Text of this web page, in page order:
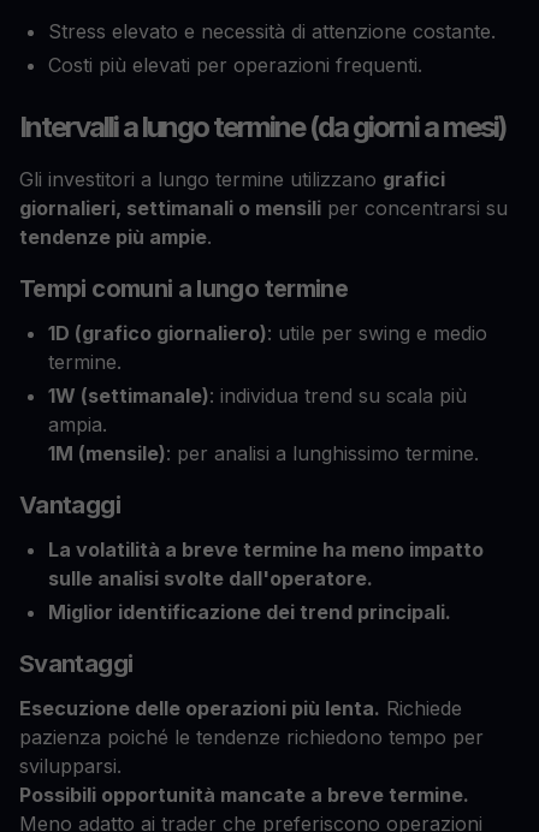
Stress elevato e necessità di attenzione costante.
Costi più elevati per operazioni frequenti.
Intervalli a lungo termine (da giorni a mesi)
Gli investitori a lungo termine utilizzano grafici
giornalieri, settimanali o mensili per concentrarsi su
tendenze più ampie.
Tempi comuni a lungo termine
1D (grafico giornaliero): utile per swing e medio
termine.
1W (settimanale): individua trend su scala più
ampia.
1M (mensile): per analisi a lunghissimo termine.
Vantaggi
La volatilità a breve termine ha meno impatto
sulle analisi svolte dall'operatore.
Miglior identificazione dei trend principali.
Svantaggi
Esecuzione delle operazioni più lenta. Richiede
pazienza poiché le tendenze richiedono tempo per
svilupparsi.
Possibili opportunità mancate a breve termine.
Meno adatto ai trader che preferiscono operazioni